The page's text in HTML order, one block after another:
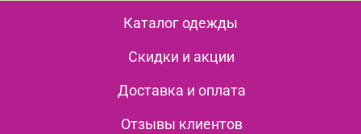
Каталог одежды
Скидки и акции
Доставка и оплата
Отзывы клиентов